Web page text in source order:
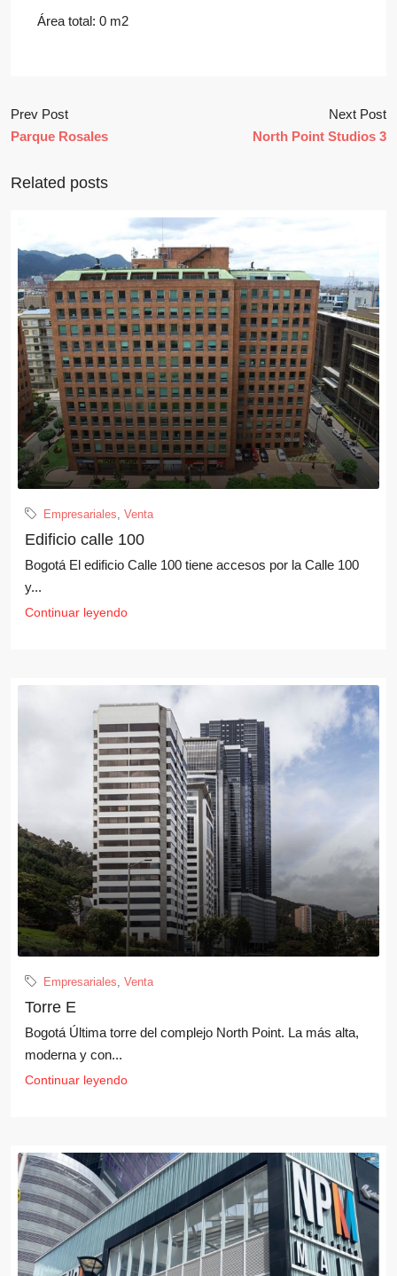
Área total: 0 m2
Prev Post
Parque Rosales
Next Post
North Point Studios 3
Related posts
Empresariales, Venta
Edificio calle 100
Bogotá El edificio Calle 100 tiene accesos por la Calle 100
y...
Empresariales, Venta
Torre E
Bogotá Última torre del complejo North Point. La más alta,
moderna y con...